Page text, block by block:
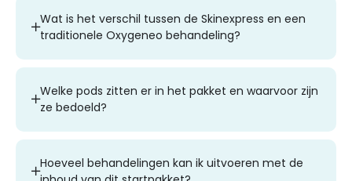
Wat is het verschil tussen de Skinexpress en een
traditionele Oxygeneo behandeling?
Welke pods zitten er in het pakket en waarvoor zijn
ze bedoeld?
Hoeveel behandelingen kan ik uitvoeren met de